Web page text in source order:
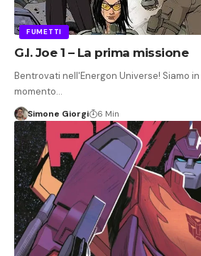
FUMETTI
G.I. Joe 1 – La prima missione
Bentrovati nell'Energon Universe! Siamo
momento…
Simone Giorgi 6 Min